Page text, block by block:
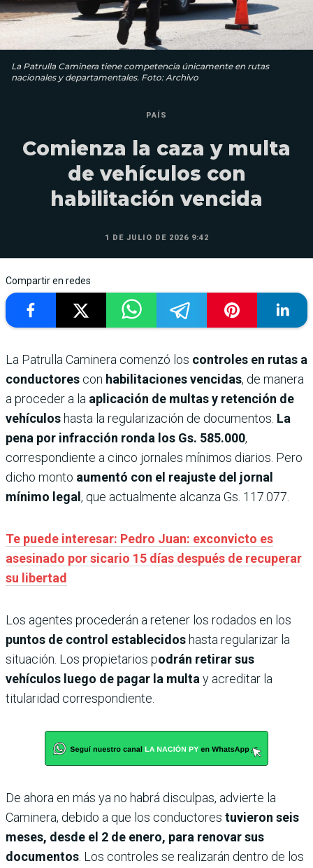
La Patrulla Caminera tiene competencia únicamente en rutas
nacionales y departamentales. Foto: Archivo
PAÍS
Comienza la caza y multa
de vehículos con
habilitación vencida
1 DE JULIO DE 2026 9:42
Compartir en redes
La Patrulla Caminera comenzó los controles en rutas a
conductores con habilitaciones vencidas, de manera
a proceder a la aplicación de multas y retención de
vehículos hasta la regularización de documentos. La
pena por infracción ronda los Gs. 585.000,
correspondiente a cinco jornales mínimos diarios. Pero
dicho monto aumentó con el reajuste del jornal
mínimo legal , que actualmente alcanza Gs. 117.077.
Te puede interesar: Pedro Juan: exconvicto es
asesinado por sicario 15 días después de recuperar
su libertad
Los agentes procederán a retener los rodados en los
puntos de control establecidos hasta regularizar la
situación. Los propietarios podrán retirar sus
vehículos luego de pagar la multay acreditar la
titularidad correspondiente.
De ahora en más ya no habrá disculpas, advierte la
Caminera, debido a que los conductores tuvieron seis
meses, desde el 2 de enero, para renovar sus
documentos. Los controles se realizarán dentro de los